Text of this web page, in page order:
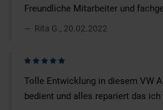
Freundliche Mitarbeiter und
Rita G., 20.02.2022
Tolle Entwicklung in diesem VW
bedient und alles repariert das